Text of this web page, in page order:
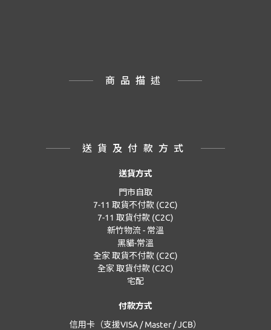
商品描述
送貨及付款方式
送貨方式
門市自取
7-11 取貨不付款 (C2C)
7-11 取貨付款 (C2C)
新竹物流 - 常溫
黑貓-常溫
全家 取貨不付款 (C2C)
全家 取貨付款 (C2C)
宅配
付款方式
信用卡（支援VISA / Master / JCB）